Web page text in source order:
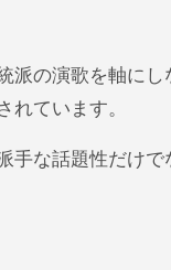
派の演歌を軸にし
ています。
手な話題性だけ